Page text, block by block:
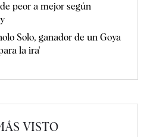
peor a mejor según
Solo, ganador de un Goya
la ira'
VISTO